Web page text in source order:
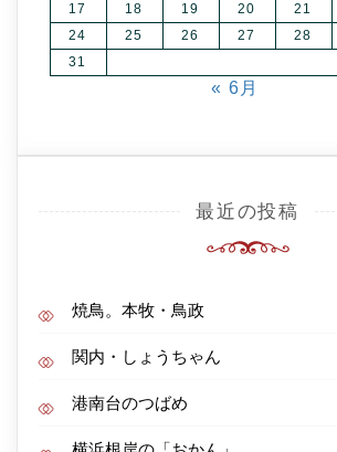
17
18 19 20 21
24
25 26 27 28
31
« 6月
最近の投稿
焼鳥。本牧・鳥政
関内・しょうちゃん
港南台のつばめ